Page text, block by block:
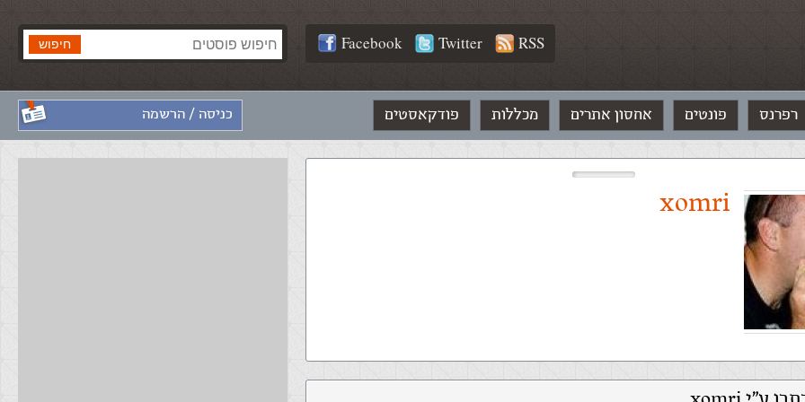
Facebook Twitter RSS
כניסה / הרשמה רפרנס פונטים אחסון אתרים מכללות פודקאסטים
xomri